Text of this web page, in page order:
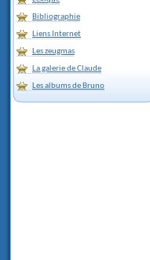
Bibliographie
Liens Internet
Les zeugmas
La galerie de Claude
Les albums de Bruno